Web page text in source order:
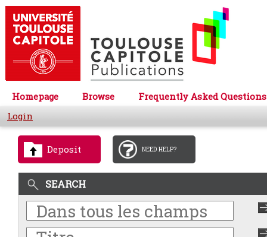
Homepage Browse
Frequently Asked Questions
Login
Deposit NEED HELP?
SEARCH